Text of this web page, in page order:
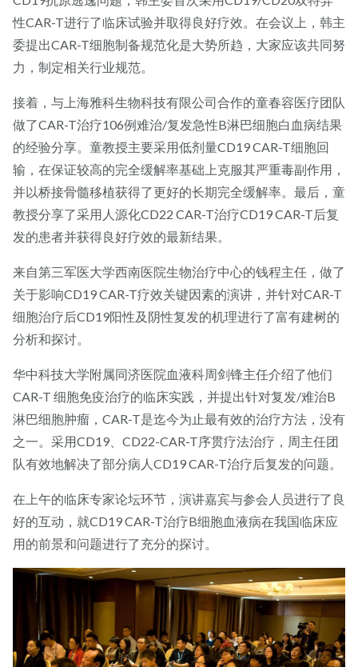
性CAR-T进行了临床试验并取得良好疗效。在会议上，韩主
委提出CAR-T细胞制备规范化是大势所趋，大家应该共同努
力，制定相关行业规范。
接着，与上海雅科生物科技有限公司合作的童春容医疗团队
做了CAR-T治疗106例难治/复发急性B淋巴细胞白血病结果
的经验分享。童教授主要采用低剂量CD19 CAR-T细胞回
输，在保证较高的完全缓解率基础上克服其严重毒副作用，
并以桥接骨髓移植获得了更好的长期完全缓解率。最后，童
教授分享了采用人源化CD22 CAR-T治疗CD19 CAR-T后复
发的患者并获得良好疗效的最新结果。
来自第三军医大学西南医院生物治疗中心的钱程主任，做了
关于影响CD19 CAR-T疗效关键因素的演讲，并针对CAR-T
细胞治疗后CD19阳性及阴性复发的机理进行了富有建树的
分析和探讨。
华中科技大学附属同济医院血液科周剑锋主任介绍了他们
CAR-T 细胞免疫治疗的临床实践，并提出针对复发/难治B
淋巴细胞肿瘤，CAR-T是迄今为止最有效的治疗方法，没有
之一。采用CD19、CD22-CAR-T序贯疗法治疗，周主任团
队有效地解决了部分病人CD19 CAR-T治疗后复发的问题。
在上午的临床专家论坛环节，演讲嘉宾与参会人员进行了良
好的互动，就CD19 CAR-T治疗B细胞血液病在我国临床应
用的前景和问题进行了充分的探讨。